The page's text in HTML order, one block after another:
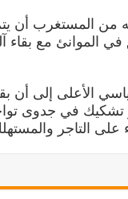
من المستغرب أن
في الموانئ مع بقاء
الأعلى إلى أن
تشكيك في جدوى
على التاجر